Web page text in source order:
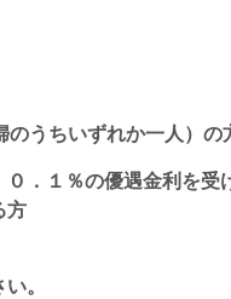
うちいずれか一人）の
．１％の優遇金利を受
方
。